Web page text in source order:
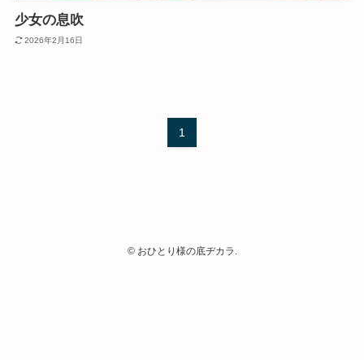
少女の息吹
2026年2月16日
1
©おひとり様の底ヂカラ.